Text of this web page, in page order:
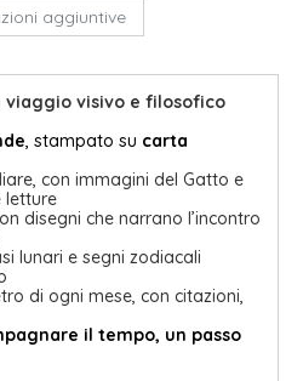
aggiuntive
viaggio visivo e filosofico
, stampato su carta
con immagini del Gatto e
letture
disegni che narrano l’incontro
lunari e segni zodiacali
di ogni mese, con citazioni,
il tempo, un passo